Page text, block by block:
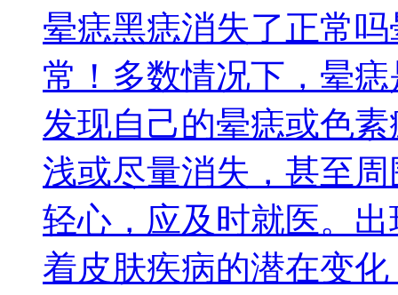
晕痣黑痣消失了正常
常！多数情况下，晕
发现自己的晕痣或色
浅或尽量消失，甚至
轻心，应及时就医。
着皮肤疾病的潜在变